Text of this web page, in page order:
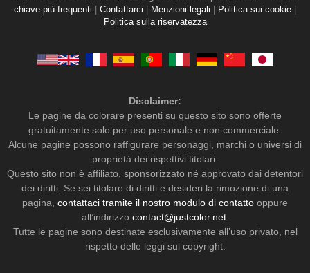
chiave più frequenti
Contattarci Menzioni legali Politica sui cookie
Politica sulla riservatezza
Disclaimer:
Le pagine da colorare presenti su questo sito sono offerte
gratuitamente solo per uso personale e non commerciale.
Alcune pagine possono raffigurare personaggi, marchi o universi di
proprietà dei rispettivi titolari.
Questo sito non è affiliato, sponsorizzato né approvato dai detentori
dei diritti. Se sei titolare di diritti e desideri la rimozione di una
pagina, contattaci tramite il nostro modulo di contatto oppure
all’indirizzo contact@justcolor.net.
Tutte le pagine sono destinate esclusivamente all’uso privato, nel
rispetto delle leggi sul copyright.